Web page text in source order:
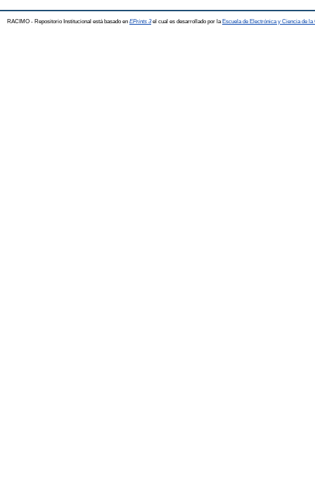
RACIMO - Repositorio Institucional está basado en EPrints 3el cual es desarrollado por la Escuela de Electrónica y Ciencia de la